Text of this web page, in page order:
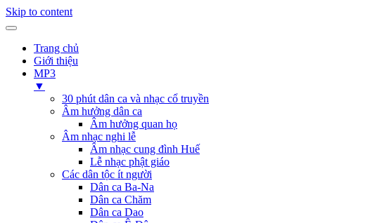
Skip to content
Trang chủ
Giới thiệu
MP3
▼
30 phút dân ca và nhạc cổ truyền
Âm hưởng dân ca
Âm hưởng quan họ
Âm nhạc nghi lễ
Âm nhạc cung đình Huế
Lễ nhạc phật giáo
Các dân tộc ít người
Dân ca Ba-Na
Dân ca Chăm
Dân ca Dao